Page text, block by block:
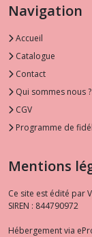
Navigation
Accueil
Catalogue
Contact
Qui sommes nous ?
CGV
Programme de
Mentions
Ce site est édité par
SIREN : 844790972
Hébergement via